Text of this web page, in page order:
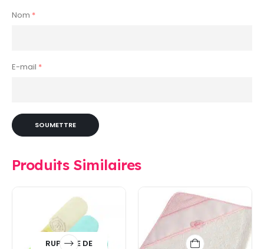
Nom *
E-mail *
Produits Similaires
RUPTURE DE